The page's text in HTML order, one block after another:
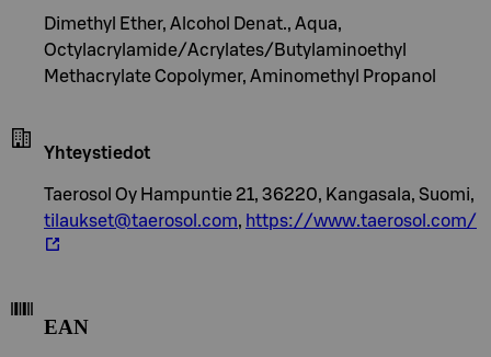
Dimethyl Ether, Alcohol Denat., Aqua,
Octylacrylamide/Acrylates/Butylaminoethyl
Methacrylate Copolymer, Aminomethyl Propanol
Yhteystiedot
Taerosol Oy Hampuntie 21, 36220, Kangasala, Suomi,
tilaukset@taerosol.com, https://www.taerosol.com/
EAN